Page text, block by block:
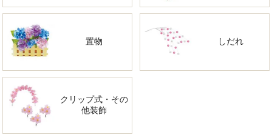
置物 しだれ
クリップ式・その
他装飾